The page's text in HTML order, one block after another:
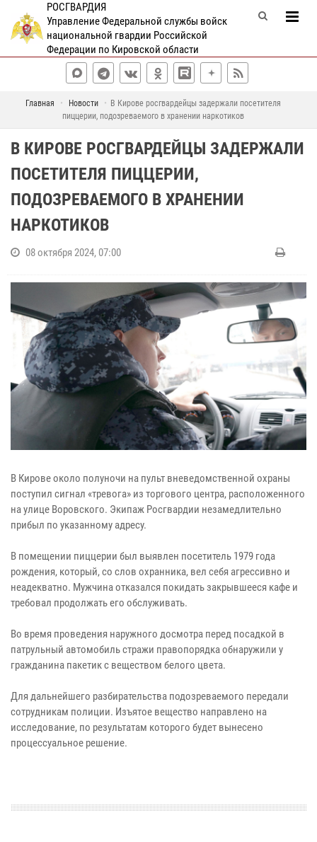
РОСГВАРДИЯ
Управление Федеральной службы войск
национальной гвардии Российской
Федерации по Кировской области
Главная Новости
В Кирове росгвардейцы задержали посетителя
пиццерии, подозреваемого в хранении наркотиков
В КИРОВЕ РОСГВАРДЕЙЦЫ ЗАДЕРЖАЛИ
ПОСЕТИТЕЛЯ ПИЦЦЕРИИ,
ПОДОЗРЕВАЕМОГО В ХРАНЕНИИ
НАРКОТИКОВ
08 октября 2024, 07:00
В Кирове около полуночи на пульт вневедомственной охраны
поступил сигнал «тревога» из торгового центра, расположенного
на улице Воровского. Экипаж Росгвардии незамедлительно
прибыл по указанному адресу.
В помещении пиццерии был выявлен посетитель 1979 года
рождения, который, со слов охранника, вел себя агрессивно и
неадекватно. Мужчина отказался покидать закрывшееся кафе и
требовал продолжать его обслуживать.
Во время проведения наружного досмотра перед посадкой в
патрульный автомобиль стражи правопорядка обнаружили у
гражданина пакетик с веществом белого цвета.
Для дальнейшего разбирательства подозреваемого передали
сотрудникам полиции. Изъятое вещество направлено на
исследование, по результатам которого будет вынесено
процессуальное решение.